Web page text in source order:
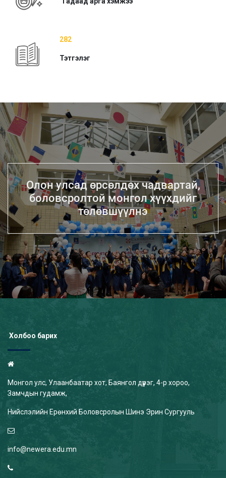
282
Тэтгэлэг
Олон улсад өрсөлдөх чадвартай,
боловсролтой монгол хүүхдийг
төлөвшүүлнэ
Холбоо барих
Монгол улс, Улаанбаатар хот, Баянгол дүүрэг, 4-р хороо,
Замчдын гудамж,
Нийслэлийн Ерөнхий Боловсролын Шинэ Эрин Сургууль
info@newera.edu.mn